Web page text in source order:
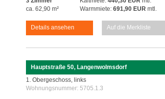
ca. 62,90 m²
Warmmiete: 691,90 EUR mtl.
Details ansehen Auf die Merkliste
Hauptstraße 50, Langenwolmsdorf
1. Obergeschoss, links
Wohnungsnummer: 5705.1.3